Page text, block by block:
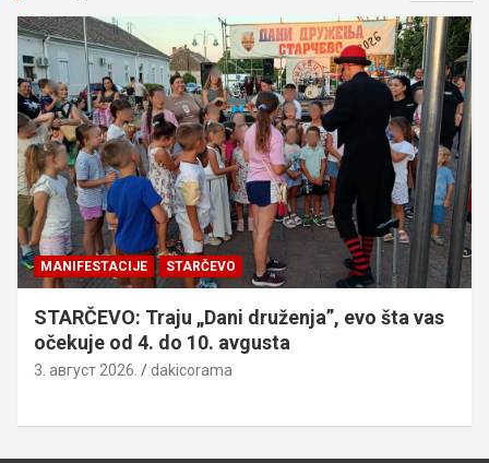
MANIFESTACIJE STARČEVO
STARČEVO: Traju „Dani druženja”, evo šta vas
očekuje od 4. do 10. avgusta
3. август 2026. dakicorama